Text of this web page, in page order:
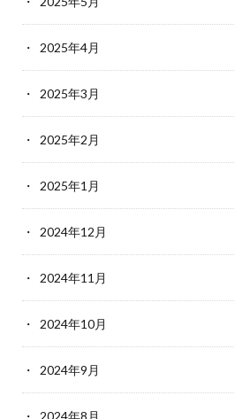
2025年4月
2025年3月
2025年2月
2025年1月
2024年12月
2024年11月
2024年10月
2024年9月